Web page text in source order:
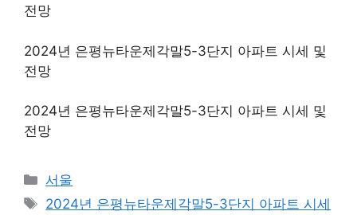
전망
2024년 은평뉴타운제각말5-3단지 아파트 시세 및
전망
2024년 은평뉴타운제각말5-3단지 아파트 시세 및
전망
Categories
서울
Tags
2024년 은평뉴타운제각말5-3단지 아파트 시세